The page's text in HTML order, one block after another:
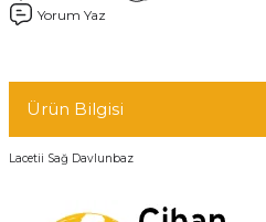
Yorum Yaz
Ürün Bilgisi
Lacetii Sağ Davlunbaz